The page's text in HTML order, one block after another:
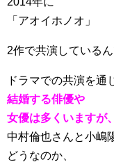
「アオイホノオ」
2作で共演しているん
ドラマでの共演を通
結婚する俳優や
女優は多くいますが、
中村倫也さんと小嶋
どうなのか、